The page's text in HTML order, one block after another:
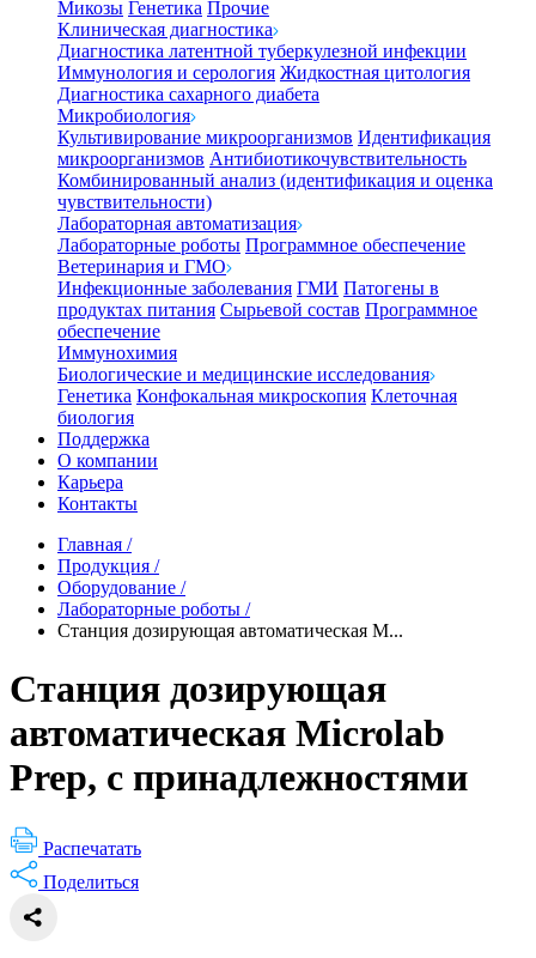
Микозы Генетика Прочие
Клиническая диагностика
Диагностика латентной туберкулезной инфекции
Иммунология и серология Жидкостная цитология
Диагностика сахарного диабета
Микробиология
Культивирование микроорганизмов Идентификация
микроорганизмов Антибиотикочувствительность
Комбинированный анализ (идентификация и оценка
чувствительности)
Лабораторная автоматизация
Лабораторные роботы Программное обеспечение
Ветеринария и ГМО
Инфекционные заболевания ГМИ Патогены в
продуктах питания Сырьевой состав Программное
обеспечение
Иммунохимия
Биологические и медицинские исследования
Генетика Конфокальная микроскопия Клеточная
биология
Поддержка
О компании
Карьера
Контакты
Главная /
Продукция /
Оборудование /
Лабораторные роботы /
Станция дозирующая автоматическая M...
Станция дозирующая
автоматическая Microlab
Prep, с принадлежностями
Распечатать
Поделиться